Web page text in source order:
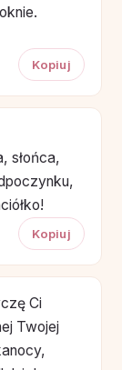
Kopiuj
słońca,
Kopiuj
Ci
Twojej